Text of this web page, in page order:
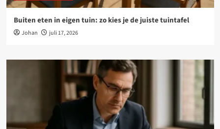
Buiten eten in eigen tuin: zo kies je de juiste tuintafel
Johan juli 17, 2026